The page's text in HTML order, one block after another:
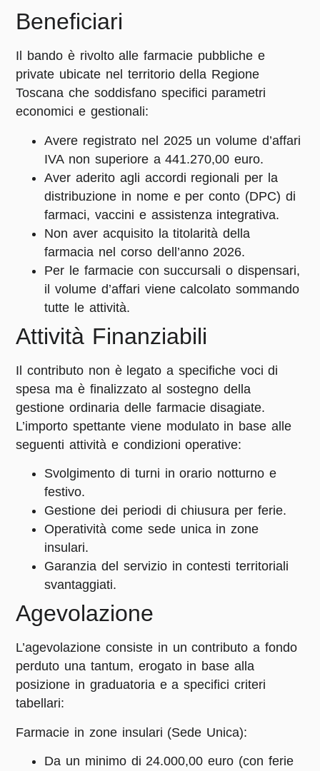
Beneficiari
Il bando è rivolto allefarmacie pubbliche e
private ubicate nel territorio della Regione
Toscana che soddisfano specifici parametri
economici e gestionali:
Avere registrato nel 2025 unvolume d’affari
IVA non superiore a 441.270,00 euro.
Aver aderito agli accordi regionali per la
distribuzione in nome e per conto (DPC) di
farmaci, vaccini e assistenza integrativa.
Non aver acquisito la titolarità della
farmacia nel corso dell’anno 2026.
Per le farmacie con succursali o dispensari,
il volume d’affari viene calcolato sommando
tutte le attività.
Attività Finanziabili
Il contributo non è legato a specifiche voci di
spesa ma è finalizzato al sostegno della
gestione ordinaria delle farmacie disagiate.
L’importo spettante viene modulato in base alle
seguenti attività e condizioni operative:
Svolgimento di turni in orario notturno e
festivo.
Gestione dei periodi dichiusura per ferie.
Operatività come sede unicain zone
insulari.
Garanzia del servizio in contesti territoriali
svantaggiati.
Agevolazione
L’agevolazione consiste in uncontributo a fondo
perduto una tantum, erogato in base alla
posizione in graduatoria e a specifici criteri
tabellari:
Farmacie in zone insulari (Sede Unica):
Da un minimo di 24.000,00 euro (con ferie